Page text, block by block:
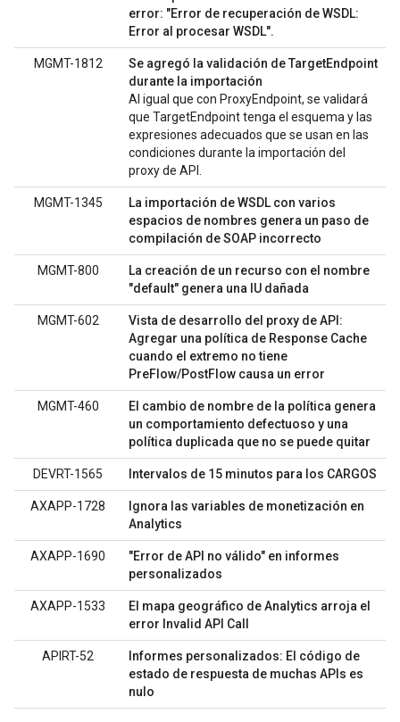
error: "Error de recuperación de WSDL:
Error al procesar WSDL".
MGMT-1812
Se agregó la validación de TargetEndpoint
durante la importación
Al igual que con ProxyEndpoint, se validará
que TargetEndpoint tenga el esquema y las
expresiones adecuados que se usan en las
condiciones durante la importación del
proxy de API.
MGMT-1345
La importación de WSDL con varios
espacios de nombres genera un paso de
compilación de SOAP incorrecto
MGMT-800
La creación de un recurso con el nombre
"default" genera una IU dañada
MGMT-602
Vista de desarrollo del proxy de API:
Agregar una política de Response Cache
cuando el extremo no tiene
PreFlow/PostFlow causa un error
MGMT-460
El cambio de nombre de la política genera
un comportamiento defectuoso y una
política duplicada que no se puede quitar
DEVRT-1565 Intervalos de 15 minutos para los CARGOS
AXAPP-1728
Ignora las variables de monetización en
Analytics
AXAPP-1690
"Error de API no válido" en informes
personalizados
AXAPP-1533
El mapa geográfico de Analytics arroja el
error Invalid API Call
APIRT-52
Informes personalizados: El código de
estado de respuesta de muchas APIs es
nulo